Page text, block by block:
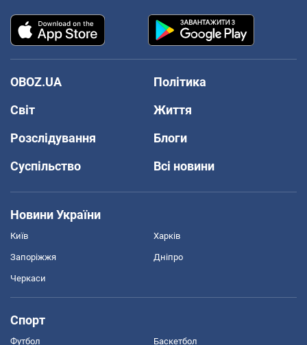
OBOZ.UA
Політика
Світ
Життя
Розслідування
Блоги
Суспільство
Всі новини
Новини України
Київ Харків
Запоріжжя Дніпро
Черкаси
Спорт
Футбол Баскетбол